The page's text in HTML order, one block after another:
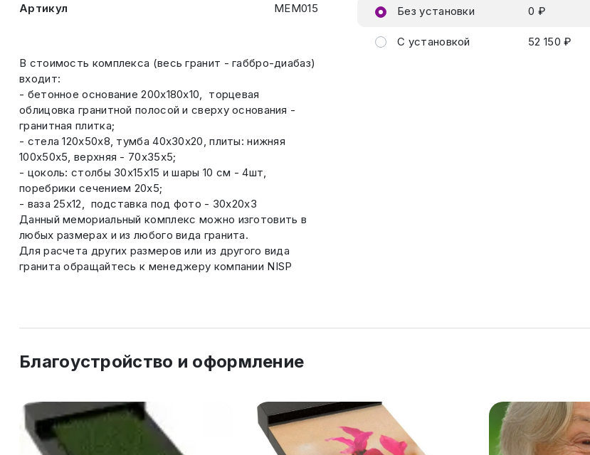
Артикул МЕМ015
В стоимость комплекса (весь гранит - габбро-диабаз)
входит:
- бетонное основание 200х180х10, торцевая
облицовка гранитной полосой и сверху основания -
гранитная плитка;
- стела 120х50х8, тумба 40х30х20, плиты: нижняя
100х50х5, верхняя - 70х35х5;
- цоколь: столбы 30х15х15 и шары 10 см - 4шт,
поребрики сечением 20х5;
- ваза 25х12, подставка под фото - 30х20х3
Данный мемориальный комплекс можно изготовить в
любых размерах и из любого вида гранита.
Для расчета других размеров или из другого вида
гранита обращайтесь к менеджеру компании NISP
Без установки 0 ₽
С установкой 52 150 ₽
Благоустройство и оформление